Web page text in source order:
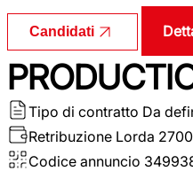
Candidati
Tipo di contratto Da
Retribuzione Lorda
Codice annuncio